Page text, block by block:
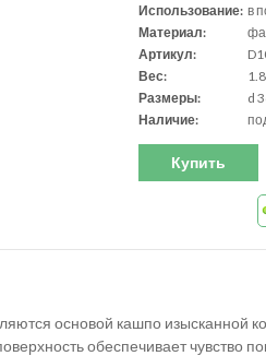
Использование: в
Материал:
Артикул:
Вес:
1.8
Размеры:
d
Наличие:
Купить
основой кашпо изысканной
обеспечивает чувство